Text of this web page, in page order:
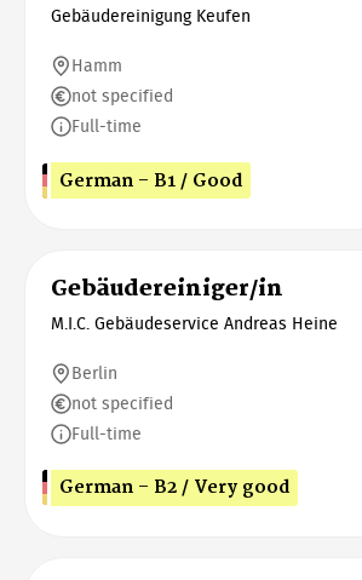
Gebäudereinigung Keufen
Hamm
not specified
Full-time
German - B1 / Good
Gebäudereiniger/in
M.I.C. Gebäudeservice Andreas Heine
Berlin
not specified
Full-time
German - B2 / Very good